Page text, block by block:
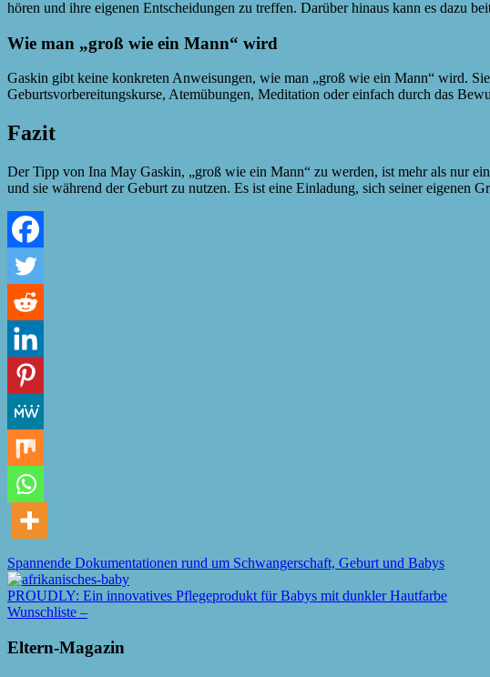
hören und ihre eigenen Entscheidungen zu treffen. Darüber hinaus kann es dazu
Wie man „groß wie ein Mann“ wird
Gaskin gibt keine konkreten Anweisungen, wie man „groß wie ein Mann“ wird.
Geburtsvorbereitungskurse, Atemübungen, Meditation oder einfach durch das
Fazit
Der Tipp von Ina May Gaskin, „groß wie ein Mann“ zu werden, ist mehr als nur
und sie während der Geburt zu nutzen. Es ist eine Einladung, sich seiner eigenen
Spannende Dokumentationen rund um Schwangerschaft, Geburt und Babys
PROUDLY: Ein innovatives Pflegeprodukt für Babys mit dunkler Hautfarbe
Wunschliste –
Eltern-Magazin